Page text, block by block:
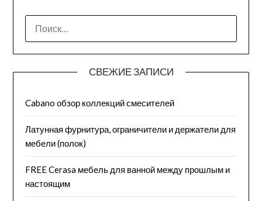
СВЕЖИЕ ЗАПИСИ
Cabano обзор коллекций смесителей
Латунная фурнитура, ограничители и держатели для
мебели (полок)
FREE Cerasa мебель для ванной между прошлым и
настоящим